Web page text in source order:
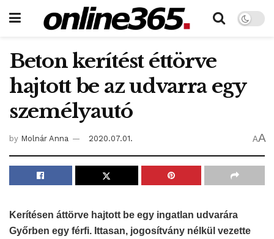
Beton kerítést éttörve
hajtott be az udvarra egy
személyautó
by Molnár Anna 2020.07.01. AA
Kerítésen áttörve hajtott be egy ingatlan udvarára
Győrben egy férfi. Ittasan, jogosítvány nélkül vezette